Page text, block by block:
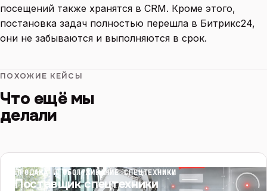
посещений также хранятся в CRM. Кроме этого,
постановка задач полностью перешла в Битрикс24,
они не забываются и выполняются в срок.
ПОХОЖИЕ КЕЙСЫ
Что ещё мы
делали
ПРОДАЖА И ОБСЛУЖИВАНИЕ СПЕЦТЕХНИКИ
Поставщик спецтехники